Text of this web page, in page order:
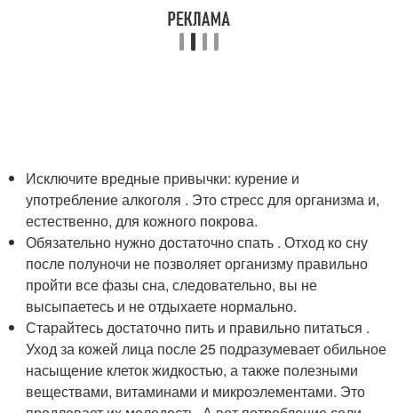
Исключите вредные привычки: курение и
употребление алкоголя . Это стресс для организма и,
естественно, для кожного покрова.
Обязательно нужно достаточно спать . Отход ко сну
после полуночи не позволяет организму правильно
пройти все фазы сна, следовательно, вы не
высыпаетесь и не отдыхаете нормально.
Старайтесь достаточно пить и правильно питаться .
Уход за кожей лица после 25 подразумевает обильное
насыщение клеток жидкостью, а также полезными
веществами, витаминами и микроэлементами. Это